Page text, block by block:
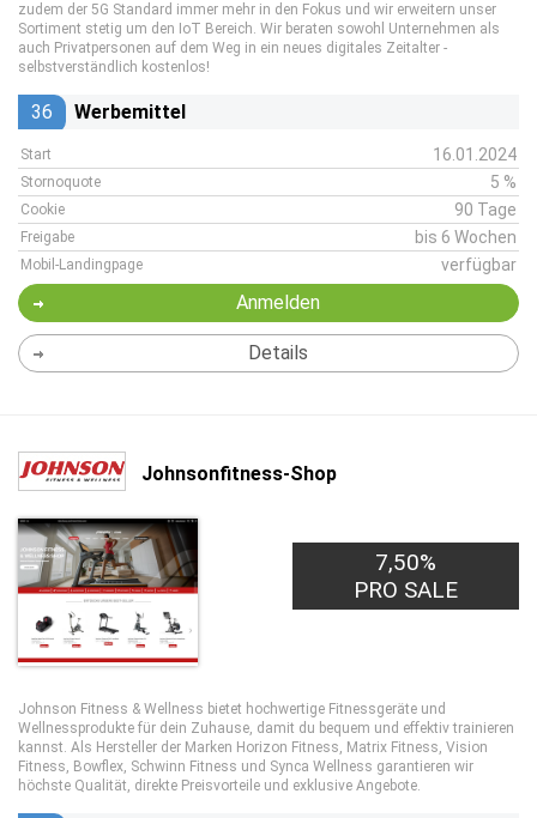
zudem der 5G Standard immer mehr in den Fokus und wir erweitern unser
Sortiment stetig um den IoT Bereich. Wir beraten sowohl Unternehmen als
auch Privatpersonen auf dem Weg in ein neues digitales Zeitalter -
selbstverständlich kostenlos!
36 Werbemittel
Start 16.01.2024
Stornoquote 5 %
Cookie 90 Tage
Freigabe bis 6 Wochen
Mobil-Landingpage verfügbar
Anmelden
Details
Johnsonfitness-Shop
7,50%
PRO SALE
Johnson Fitness & Wellness bietet hochwertige Fitnessgeräte und
Wellnessprodukte für dein Zuhause, damit du bequem und effektiv trainieren
kannst. Als Hersteller der Marken Horizon Fitness, Matrix Fitness, Vision
Fitness, Bowflex, Schwinn Fitness und Synca Wellness garantieren wir
höchste Qualität, direkte Preisvorteile und exklusive Angebote.